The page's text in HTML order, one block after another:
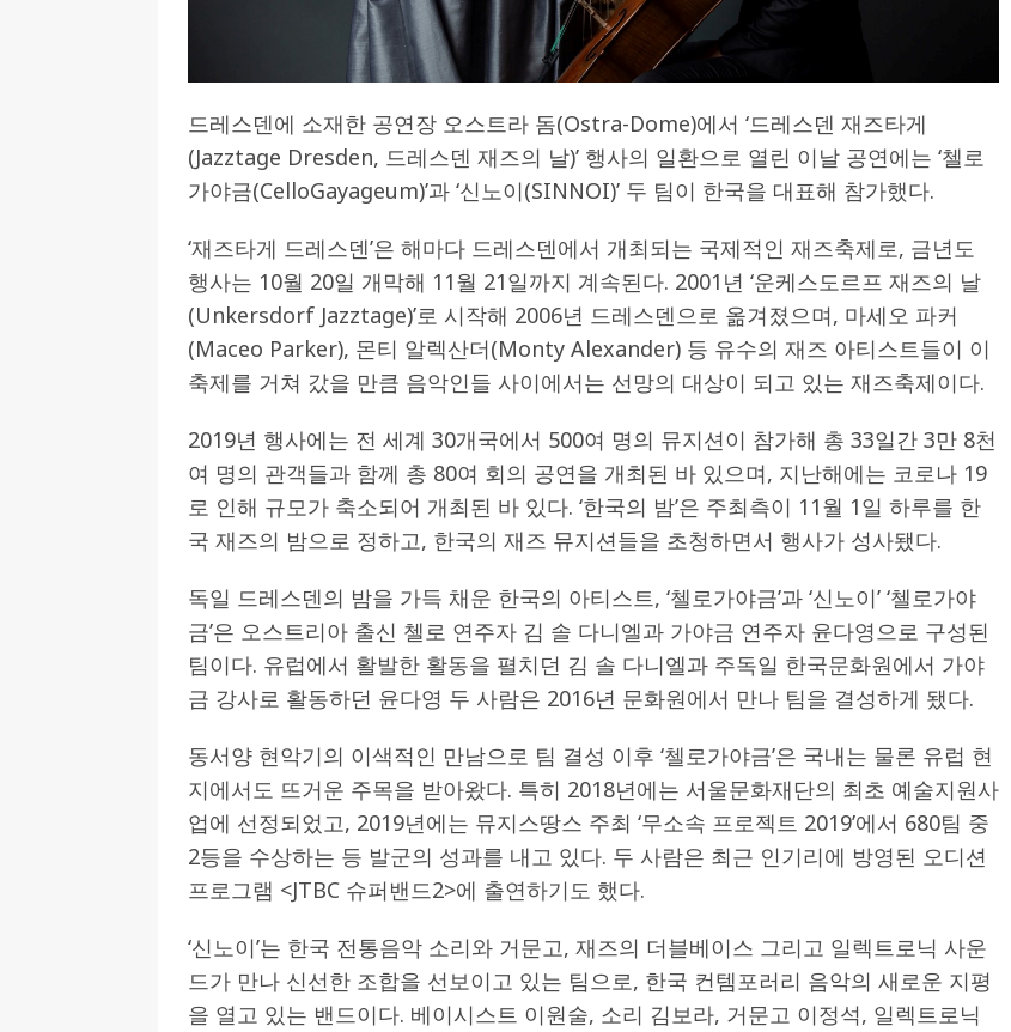
드레스덴에 소재한 공연장 오스트라 돔(Ostra-Dome)에서 ‘드레스덴 재즈타게
(Jazztage Dresden, 드레스덴 재즈의 날)’ 행사의 일환으로 열린 이날 공연에는 ‘첼로
가야금(CelloGayageum)’과 ‘신노이(SINNOI)’ 두 팀이 한국을 대표해 참가했다.
‘재즈타게 드레스덴’은 해마다 드레스덴에서 개최되는 국제적인 재즈축제로, 금년도
행사는 10월 20일 개막해 11월 21일까지 계속된다. 2001년 ‘운케스도르프 재즈의 날
(Unkersdorf Jazztage)’로 시작해 2006년 드레스덴으로 옮겨졌으며, 마세오 파커
(Maceo Parker), 몬티 알렉산더(Monty Alexander) 등 유수의 재즈 아티스트들이 이
축제를 거쳐 갔을 만큼 음악인들 사이에서는 선망의 대상이 되고 있는 재즈축제이다.
2019년 행사에는 전 세계 30개국에서 500여 명의 뮤지션이 참가해 총 33일간 3만 8천
여 명의 관객들과 함께 총 80여 회의 공연을 개최된 바 있으며, 지난해에는 코로나 19
로 인해 규모가 축소되어 개최된 바 있다. ‘한국의 밤’은 주최측이 11월 1일 하루를 한
국 재즈의 밤으로 정하고, 한국의 재즈 뮤지션들을 초청하면서 행사가 성사됐다.
독일 드레스덴의 밤을 가득 채운 한국의 아티스트, ‘첼로가야금’과 ‘신노이’ ‘첼로가야
금’은 오스트리아 출신 첼로 연주자 김 솔 다니엘과 가야금 연주자 윤다영으로 구성된
팀이다. 유럽에서 활발한 활동을 펼치던 김 솔 다니엘과 주독일 한국문화원에서 가야
금 강사로 활동하던 윤다영 두 사람은 2016년 문화원에서 만나 팀을 결성하게 됐다.
동서양 현악기의 이색적인 만남으로 팀 결성 이후 ‘첼로가야금’은 국내는 물론 유럽 현
지에서도 뜨거운 주목을 받아왔다. 특히 2018년에는 서울문화재단의 최초 예술지원사
업에 선정되었고, 2019년에는 뮤지스땅스 주최 ‘무소속 프로젝트 2019’에서 680팀 중
2등을 수상하는 등 발군의 성과를 내고 있다. 두 사람은 최근 인기리에 방영된 오디션
프로그램 <JTBC 슈퍼밴드2>에 출연하기도 했다.
‘신노이’는 한국 전통음악 소리와 거문고, 재즈의 더블베이스 그리고 일렉트로닉 사운
드가 만나 신선한 조합을 선보이고 있는 팀으로, 한국 컨템포러리 음악의 새로운 지평
을 열고 있는 밴드이다. 베이시스트 이원술, 소리 김보라, 거문고 이정석, 일렉트로닉